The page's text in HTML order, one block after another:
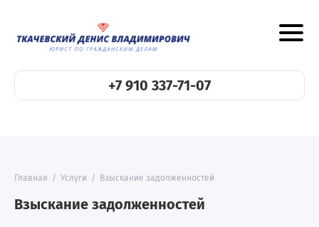
+7 910 337-71-07
Главная / Услуги / Взыскание задолженностей
Взыскание задолженностей